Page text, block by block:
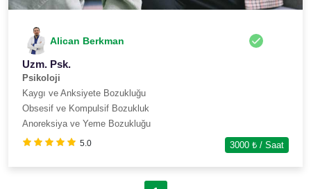
Alican Berkman
Uzm. Psk.
Psikoloji
Kaygı ve Anksiyete Bozukluğu
Obsesif ve Kompulsif Bozukluk
Anoreksiya ve Yeme Bozukluğu
5.0 3000 ₺ / Saat